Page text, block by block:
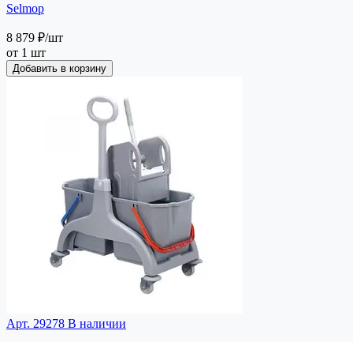
Selmop
8 879 ₽/шт
от 1 шт
Добавить в корзину
Арт. 29278 В наличии